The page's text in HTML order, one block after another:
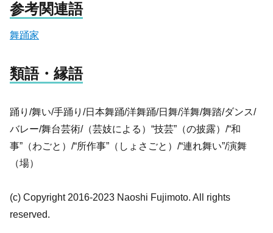
参考関連語
舞踊家
類語・縁語
踊り/舞い/手踊り/日本舞踊/洋舞踊/日舞/洋舞/舞踏/ダンス/
バレー/舞台芸術/（芸妓による）“技芸”（の披露）/“和
事”（わごと）/“所作事”（しょさごと）/“連れ舞い”/演舞
（場）
(c) Copyright 2016-2023 Naoshi Fujimoto. All rights
reserved.